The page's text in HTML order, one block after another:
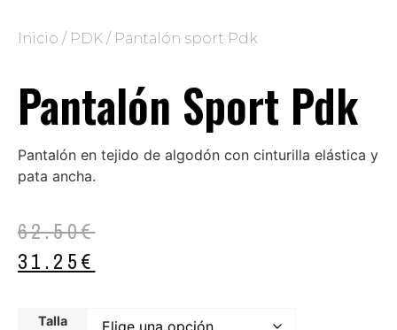
Inicio / PDK / Pantalón sport Pdk
Pantalón Sport Pdk
Pantalón en tejido de algodón con cinturilla elástica y
pata ancha.
62.50€
31.25€
Talla